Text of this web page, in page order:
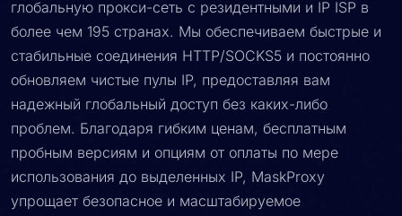
глобальную прокси-сеть с резидентными и IP ISP в
более чем 195 странах. Мы обеспечиваем быстрые и
стабильные соединения HTTP/SOCKS5 и постоянно
обновляем чистые пулы IP, предоставляя вам
надежный глобальный доступ без каких-либо
проблем. Благодаря гибким ценам, бесплатным
пробным версиям и опциям от оплаты по мере
использования до выделенных IP, MaskProxy
упрощает безопасное и масштабируемое